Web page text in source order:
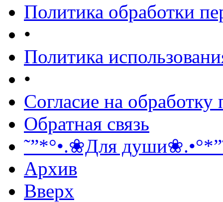
Политика обработки
•
Политика
•
Согласие на
Обратная связь
˜”*°•.❀Для
Архив
Вверх